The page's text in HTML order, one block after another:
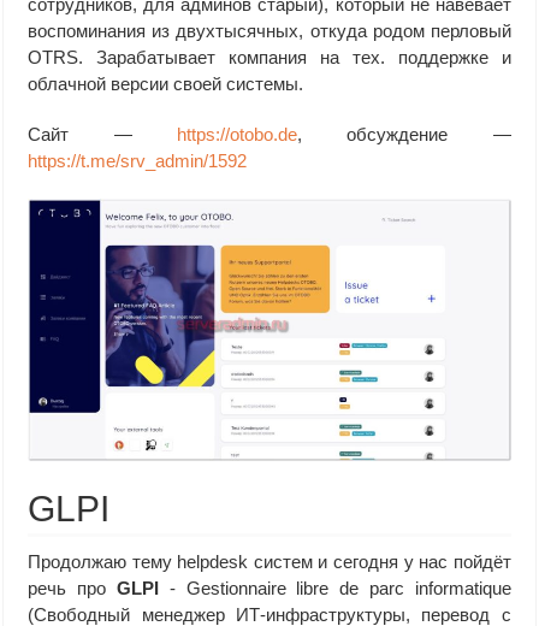
сотрудников, для админов старый), который не навевает
воспоминания из двухтысячных, откуда родом перловый
OTRS. Зарабатывает компания на тех. поддержке и
облачной версии своей системы.
Сайт — https://otobo.de, обсуждение —
https://t.me/srv_admin/1592
GLPI
Продолжаю тему helpdesk систем и сегодня у нас пойдёт
речь про GLPI- Gestionnaire libre de parc informatique
(Свободный менеджер ИТ-инфраструктуры, перевод с